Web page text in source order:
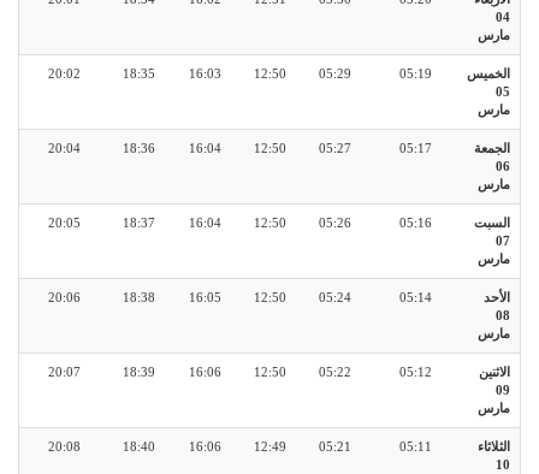
04
مارس
الخميس
05
مارس
05:19
05:29
12:50
16:03
18:35
20:02
الجمعة
06
مارس
05:17
05:27
12:50
16:04
18:36
20:04
السبت
07
مارس
05:16
05:26
12:50
16:04
18:37
20:05
الأحد
08
مارس
05:14
05:24
12:50
16:05
18:38
20:06
الاثنين
09
مارس
05:12
05:22
12:50
16:06
18:39
20:07
الثلاثاء
10
05:11
05:21
12:49
16:06
18:40
20:08